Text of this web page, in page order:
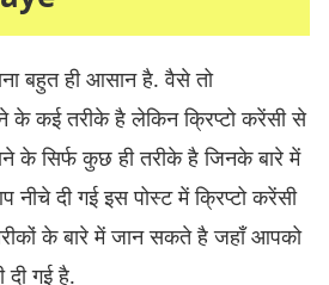
बहुत ही आसान है. वैसे तो
के कई तरीके है लेकिन क्रिप्टो करेंसी से
के सिर्फ कुछ ही तरीके है जिनके बारे में
दी गई इस पोस्ट में क्रिप्टो करेंसी
के बारे में जान सकते है जहाँ आपको
गई है.